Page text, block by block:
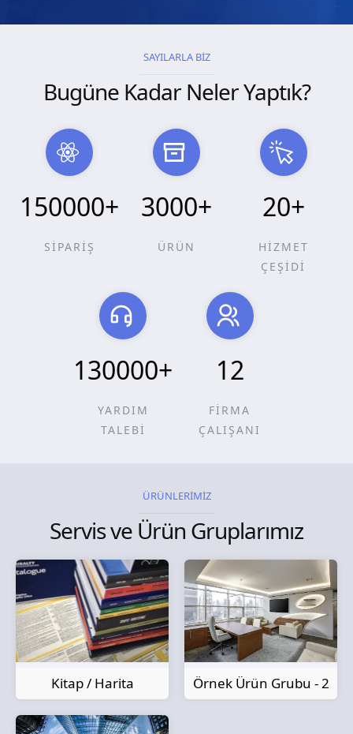
SAYILARLA BİZ
Bugüne Kadar Neler Yaptık?
150000+
SİPARİŞ
3000+
ÜRÜN
20+
HİZMET
ÇEŞİDİ
130000+
YARDIM
TALEBİ
12
FİRMA
ÇALIŞANI
ÜRÜNLERİMİZ
Servis ve Ürün Gruplarımız
Kitap / Harita Örnek Ürün Grubu - 2